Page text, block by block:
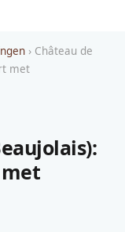
› Château de
met